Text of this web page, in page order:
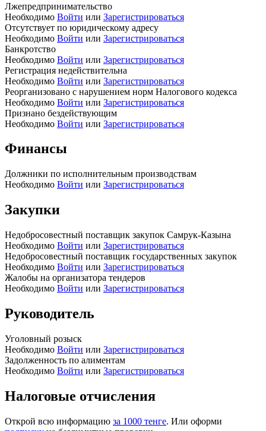
Лжепредпринимательство
Необходимо Войти или Зарегистрироваться
Отсутствует по юридическому адресу
Необходимо Войти или Зарегистрироваться
Банкротство
Необходимо Войти или Зарегистрироваться
Регистрация недействительна
Необходимо Войти или Зарегистрироваться
Реорганизовано с нарушением норм Налогового кодекса
Необходимо Войти или Зарегистрироваться
Признано бездействующим
Необходимо Войти или Зарегистрироваться
Финансы
Должники по исполнительным производствам
Необходимо Войти или Зарегистрироваться
Закупки
Недобросовестный поставщик закупок Самрук-Казына
Необходимо Войти или Зарегистрироваться
Недобросовестный поставщик государственных закупок
Необходимо Войти или Зарегистрироваться
Жалобы на организатора тендеров
Необходимо Войти или Зарегистрироваться
Руководитель
Уголовный розыск
Необходимо Войти или Зарегистрироваться
Задолженность по алиментам
Необходимо Войти или Зарегистрироваться
Налоговые отчисления
Открой всю информацию за 1000 тенге. Или оформи